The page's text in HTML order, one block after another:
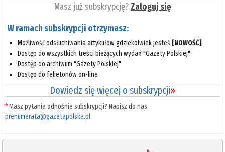
Masz już subskrypcję?Zaloguj się
W ramach subskrypcji otrzymasz:
Możliwość odsłuchiwania artykułów gdziekolwiek jesteś [NOWOŚĆ]
Dostęp do wszystkich treści bieżących wydań "Gazety Polskiej"
Dostęp do archiwum "Gazety Polskiej"
Dostęp do felietonów on-line
Dowiedz się więcej o subskrypcji»
*Masz pytania odnośnie subskrypcji? Napisz do nas
prenumerata@gazetapolska.pl